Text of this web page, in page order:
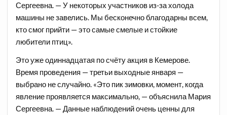
Сергеевна. — У некоторых участников из-за холода
машины не завелись. Мы бесконечно благодарны всем,
кто смог прийти — это самые смелые и стойкие
любители птиц».
Это уже одиннадцатая по счёту акция в Кемерове.
Время проведения — третьи выходные января —
выбрано не случайно. «Это пик зимовки, момент, когда
явление проявляется максимально, — объяснила Мария
Сергеевна. — Данные наблюдений очень ценны для